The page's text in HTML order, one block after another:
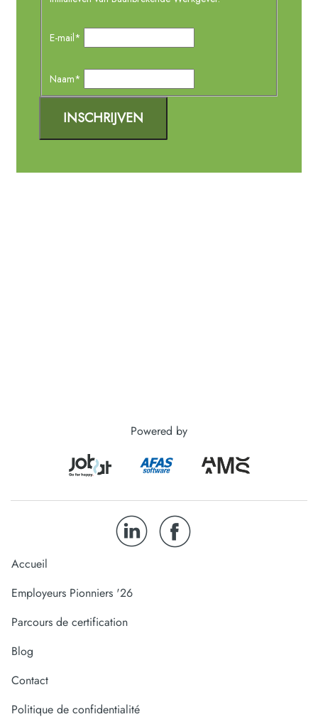
Powered by
Accueil
Employeurs Pionniers '26
Parcours de certification
Blog
Contact
Politique de confidentialité